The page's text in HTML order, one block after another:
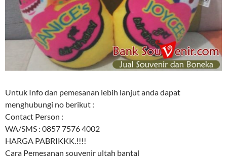
Untuk Info dan pemesanan lebih lanjut anda dapat
menghubungi no berikut :
Contact Person :
WA/SMS : 0857 7576 4002
HARGA PABRIKKK.!!!!
Cara Pemesanan souvenir ultah bantal